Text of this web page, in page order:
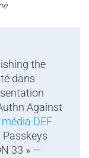
the
dans
Against
DEF
Passkeys
33 » —